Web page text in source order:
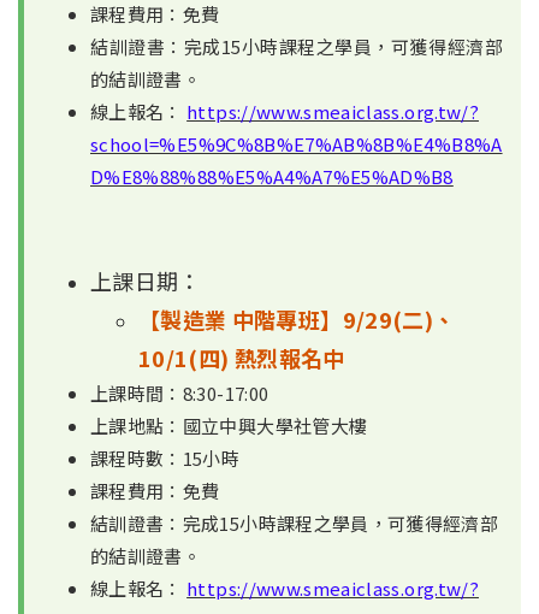
課程費用：免費
結訓證書：完成15小時課程之學員，可獲得經濟部
的結訓證書。
線上報名： https://www.smeaiclass.org.tw/?
school=%E5%9C%8B%E7%AB%8B%E4%B8%A
D%E8%88%88%E5%A4%A7%E5%AD%B8
上課日期：
【製造業 中階專班】9/29(二)、
10/1(四) 熱烈報名中
上課時間：8:30-17:00
上課地點：國立中興大學社管大樓
課程時數：15小時
課程費用：免費
結訓證書：完成15小時課程之學員，可獲得經濟部
的結訓證書。
線上報名： https://www.smeaiclass.org.tw/?